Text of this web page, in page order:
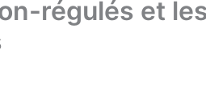
régulés et